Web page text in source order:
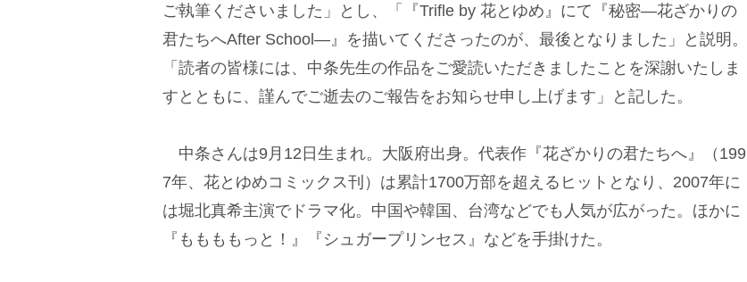
ご執筆くださいました」とし、「『Trifle by 花とゆめ』にて『秘密―花ざかりの
君たちへAfter School―』を描いてくださったのが、最後となりました」と説明。
「読者の皆様には、中条先生の作品をご愛読いただきましたことを深謝いたしま
すとともに、謹んでご逝去のご報告をお知らせ申し上げます」と記した。
中条さんは9月12日生まれ。大阪府出身。代表作『花ざかりの君たちへ』（199
7年、花とゆめコミックス刊）は累計1700万部を超えるヒットとなり、2007年に
は堀北真希主演でドラマ化。中国や韓国、台湾などでも人気が広がった。ほかに
『ももももっと！』『シュガープリンセス』などを手掛けた。